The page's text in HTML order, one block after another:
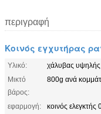
περιγραφή
Κοινός εγχυτήρας
Υλικό:
χάλυβας υψηλής
Μικτό
βάρος:
800g ανά
εφαρμογή:
κοινός